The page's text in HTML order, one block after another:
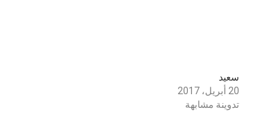
سعيد
20 أبريل، 2017
تدوينة مشابهة